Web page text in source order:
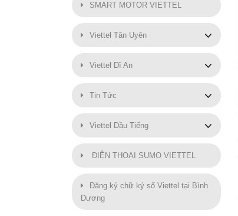
SMART MOTOR VIETTEL
Viettel Tân Uyên
Viettel Dĩ An
Tin Tức
Viettel Dầu Tiếng
ĐIỆN THOẠI SUMO VIETTEL
Đăng ký chữ ký số Viettel tại Bình
Dương